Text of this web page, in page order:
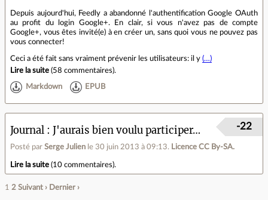
Depuis aujourd'hui, Feedly a abandonné l'authentification Google OAuth
au profit du login Google+. En clair, si vous n'avez pas de compte
Google+, vous êtes invité(e) à en créer un, sans quoi vous ne pouvez pas
vous connecter!
Ceci a été fait sans vraiment prévenir les utilisateurs: il y (…)
Lire la suite (58 commentaires).
Markdown EPUB
Journal J'aurais bien voulu participer…
Posté par Serge Julien le 30 juin 2013 à 09:13. Licence CC By‑SA.
-22
Lire la suite (10 commentaires).
1 2 Suivant › Dernier ›